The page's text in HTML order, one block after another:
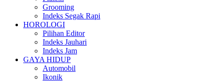
Grooming
Indeks Segak Rapi
HOROLOGI
Pilihan Editor
Indeks Jauhari
Indeks Jam
GAYA HIDUP
Automobil
Ikonik